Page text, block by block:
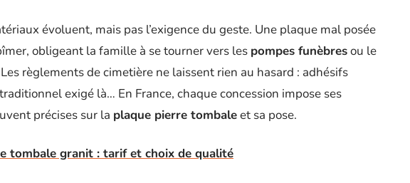
évoluent, mais pas l’exigence du geste. Une plaque mal posée
obligeant la famille à se tourner vers les pompes funèbresou le
règlements de cimetière ne laissent rien au hasard : adhésifs
exigé là… En France, chaque concession impose ses
précises sur la plaque pierre tombaleet sa pose.
tombale granit : tarif et choix de qualité